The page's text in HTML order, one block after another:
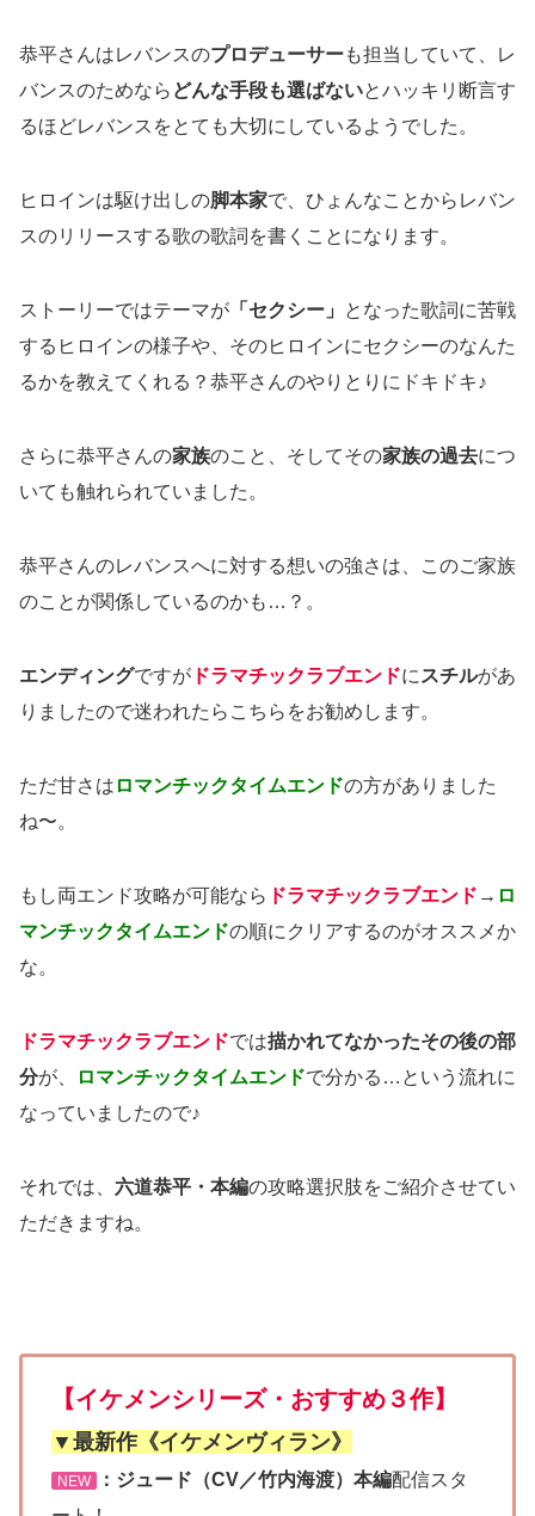
恭平さんはレバンスのプロデューサーも担当していて、レ
バンスのためなら どんな手段も選ばないとハッキリ断言す
るほどレバンスをとても大切にしているようでした。
ヒロインは駆け出しの脚本家で、ひょんなことからレバン
スのリリースする歌の歌詞を書くことになります。
ストーリーではテーマが 「セクシー」
となった歌詞に苦戦
するヒロインの様子や、そのヒロインにセクシーのなんた
るかを教えてくれる？恭平さんのやりとりにドキドキ♪
さらに恭平さんの家族のこと、そしてその家族の過去につ
いても触れられていました。
恭平さんのレバンスへに対する想いの強さは、このご家族
のことが関係しているのかも…？。
エンディングですが ドラマチックラブエンドに スチルがあ
りましたので迷われたらこちらをお勧めします。
ただ甘さは ロマンチックタイムエンドの方がありました
ね〜。
もし両エンド攻略が可能なら ドラマチックラブエンド → ロ
マンチックタイムエンドの順にクリアするのがオススメか
な。
ドラマチックラブエンドでは描かれてなかったその後の部
分が、 ロマンチックタイムエンドで分かる…という流れに
なっていましたので♪
それでは、 六道恭平・本編の攻略選択肢をご紹介させてい
ただきますね。
【イケメンシリーズ・おすすめ３作】
▼最新作《イケメンヴィラン》
NEW ：ジュード（CV／竹内海渡）本編配信スタ